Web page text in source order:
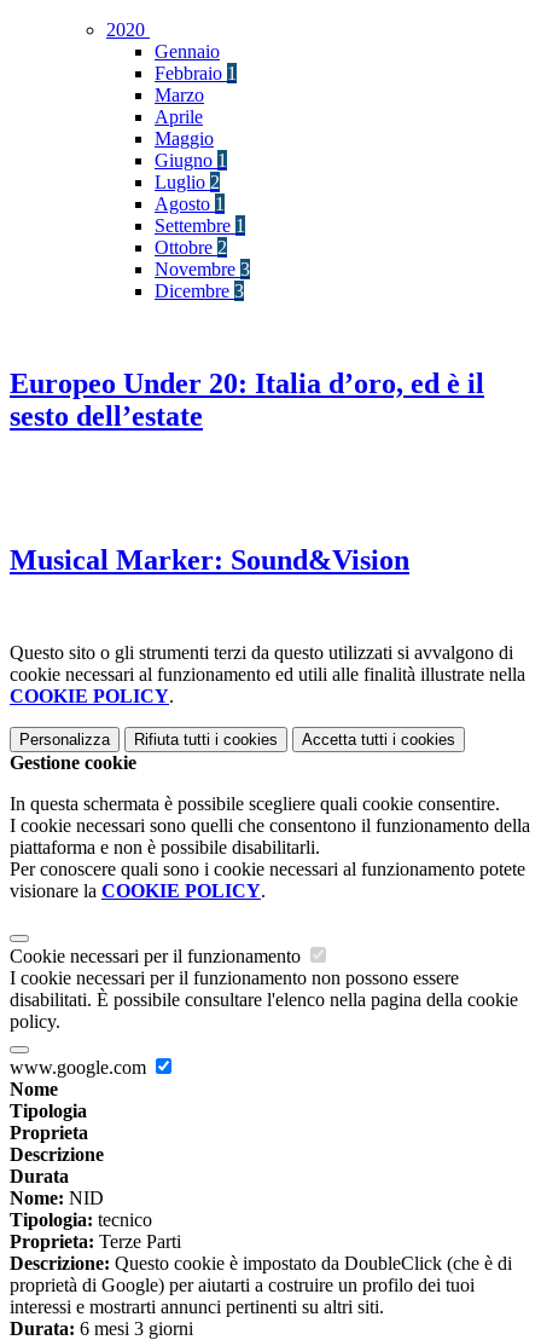
2020
Gennaio
Febbraio 1
Marzo
Aprile
Maggio
Giugno 1
Luglio 2
Agosto 1
Settembre 1
Ottobre 2
Novembre 3
Dicembre 3
Europeo Under 20: Italia d’oro, ed è il
sesto dell’estate
Musical Marker: Sound&Vision
Questo sito o gli strumenti terzi da questo utilizzati si avvalgono di
cookie necessari al funzionamento ed utili alle finalità illustrate nella
COOKIE POLICY.
Personalizza Rifiuta tutti i cookies Accetta tutti i cookies
Gestione cookie
In questa schermata è possibile scegliere quali cookie consentire.
I cookie necessari sono quelli che consentono il funzionamento della
piattaforma e non è possibile disabilitarli.
Per conoscere quali sono i cookie necessari al funzionamento potete
visionare la COOKIE POLICY.
Cookie necessari per il funzionamento
I cookie necessari per il funzionamento non possono essere
disabilitati. È possibile consultare l'elenco nella pagina della cookie
policy.
www.google.com
Nome
Tipologia
Proprieta
Descrizione
Durata
Nome: NID
Tipologia: tecnico
Proprieta: Terze Parti
Descrizione: Questo cookie è impostato da DoubleClick (che è di
proprietà di Google) per aiutarti a costruire un profilo dei tuoi
interessi e mostrarti annunci pertinenti su altri siti.
Durata: 6 mesi 3 giorni